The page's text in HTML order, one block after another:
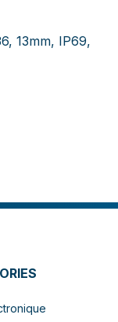
13mm, IP69,